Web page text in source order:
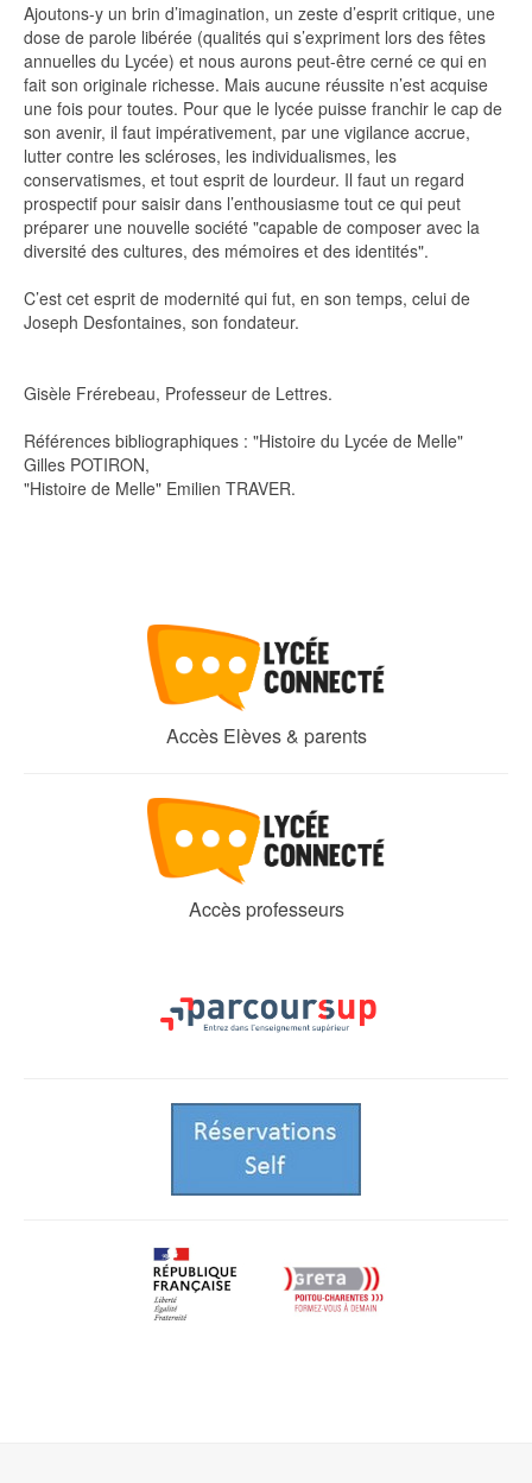
Ajoutons-y un brin d’imagination, un zeste d’esprit critique, une
dose de parole libérée (qualités qui s’expriment lors des fêtes
annuelles du Lycée) et nous aurons peut-être cerné ce qui en
fait son originale richesse. Mais aucune réussite n’est acquise
une fois pour toutes. Pour que le lycée puisse franchir le cap de
son avenir, il faut impérativement, par une vigilance accrue,
lutter contre les scléroses, les individualismes, les
conservatismes, et tout esprit de lourdeur. Il faut un regard
prospectif pour saisir dans l’enthousiasme tout ce qui peut
préparer une nouvelle société "capable de composer avec la
diversité des cultures, des mémoires et des identités".
C’est cet esprit de modernité qui fut, en son temps, celui de
Joseph Desfontaines, son fondateur.
Gisèle Frérebeau, Professeur de Lettres.
Références bibliographiques : "Histoire du Lycée de Melle"
Gilles POTIRON,
"Histoire de Melle" Emilien TRAVER.
Accès Elèves & parents
Accès professeurs